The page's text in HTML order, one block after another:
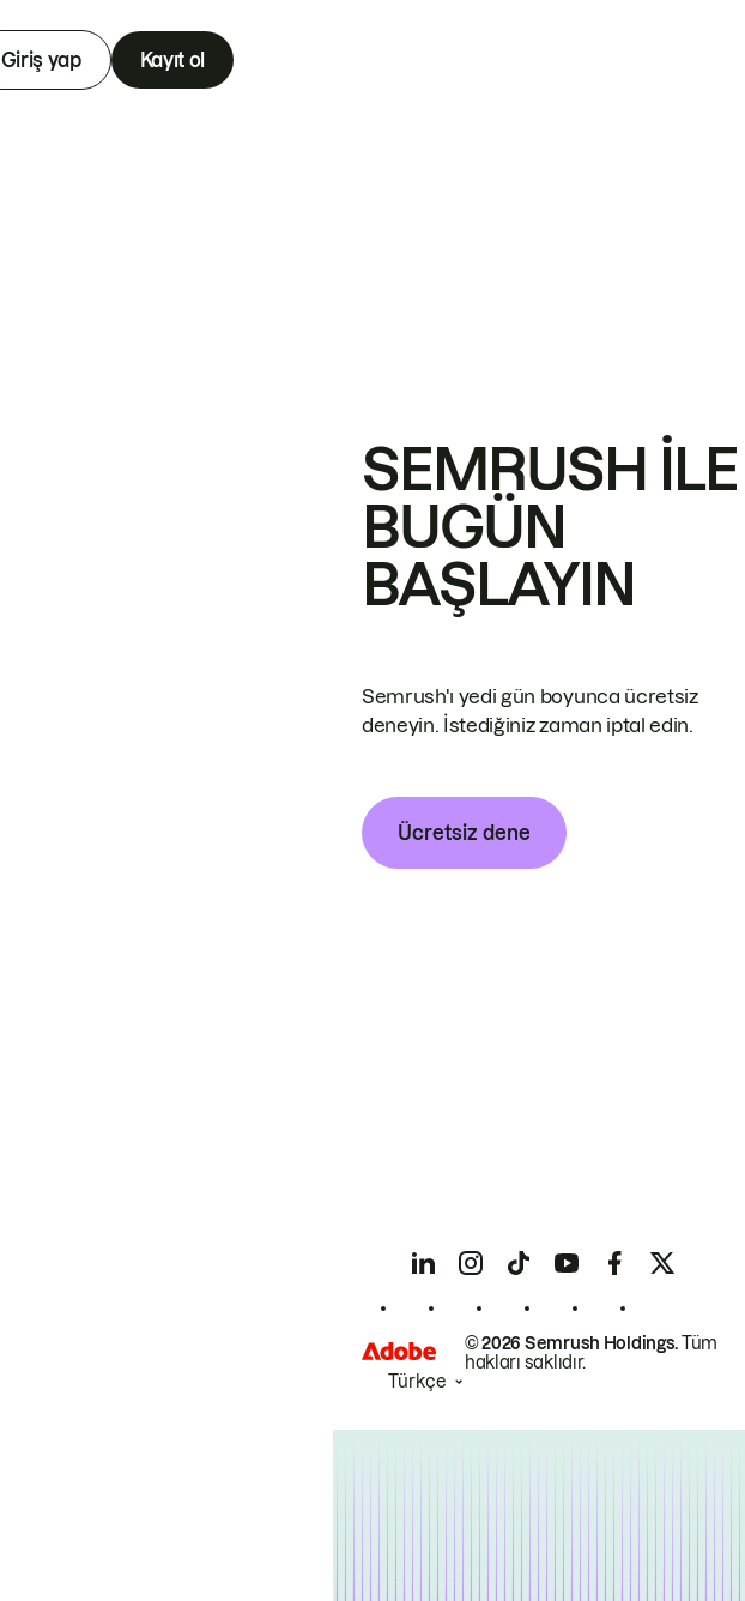
Giriş yap Kayıt ol
SEMRUSH ILE
BUGÜN
BAŞLAYIN
Semrush'ı yedi gün boyunca ücretsiz
deneyin. İstediğiniz zaman iptal edin.
Ücretsiz dene
© 2026 Semrush Holdings.Tüm
hakları saklıdır.
Türkçe